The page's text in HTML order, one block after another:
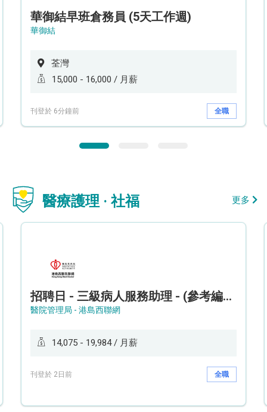
華御結早班倉務員 (5天工作週)
華御結
荃灣
15,000 - 16,000 / 月薪
刊登於 6分鐘前 全職
醫療護理 · 社福 更多
招聘日 - 三級病人服務助理 - (參考編號: HKWCS260107)
醫院管理局 - 港島西聯網
14,075 - 19,984 / 月薪
刊登於 2日前 全職